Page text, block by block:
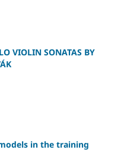
VIOLIN SONATAS BY
in the training